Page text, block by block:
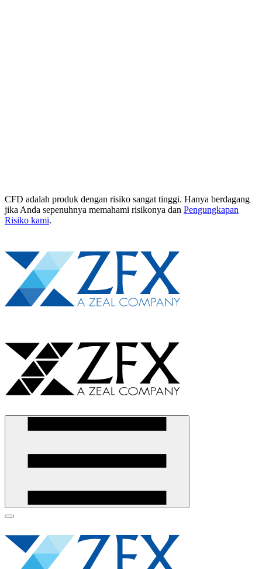
CFD adalah produk dengan risiko sangat tinggi. Hanya berdagang
jika Anda sepenuhnya memahami risikonya dan Pengungkapan
Risiko kami.